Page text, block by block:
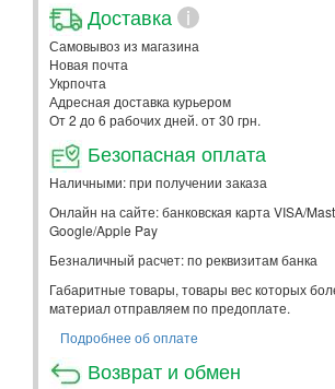
Доставка i
Самовывоз из магазина
Новая почта
Укрпочта
Адресная доставка курьером
От 2 до 6 рабочих дней. от 30 грн.
Безопасная оплата
Наличными: при получении заказа
Онлайн на сайте: банковская карта VISA/
Google/Apple Pay
Безналичный расчет: по реквизитам банка
Габаритные товары, товары вес которых
материал отправляем по предоплате.
Подробнее об оплате
Возврат и обмен